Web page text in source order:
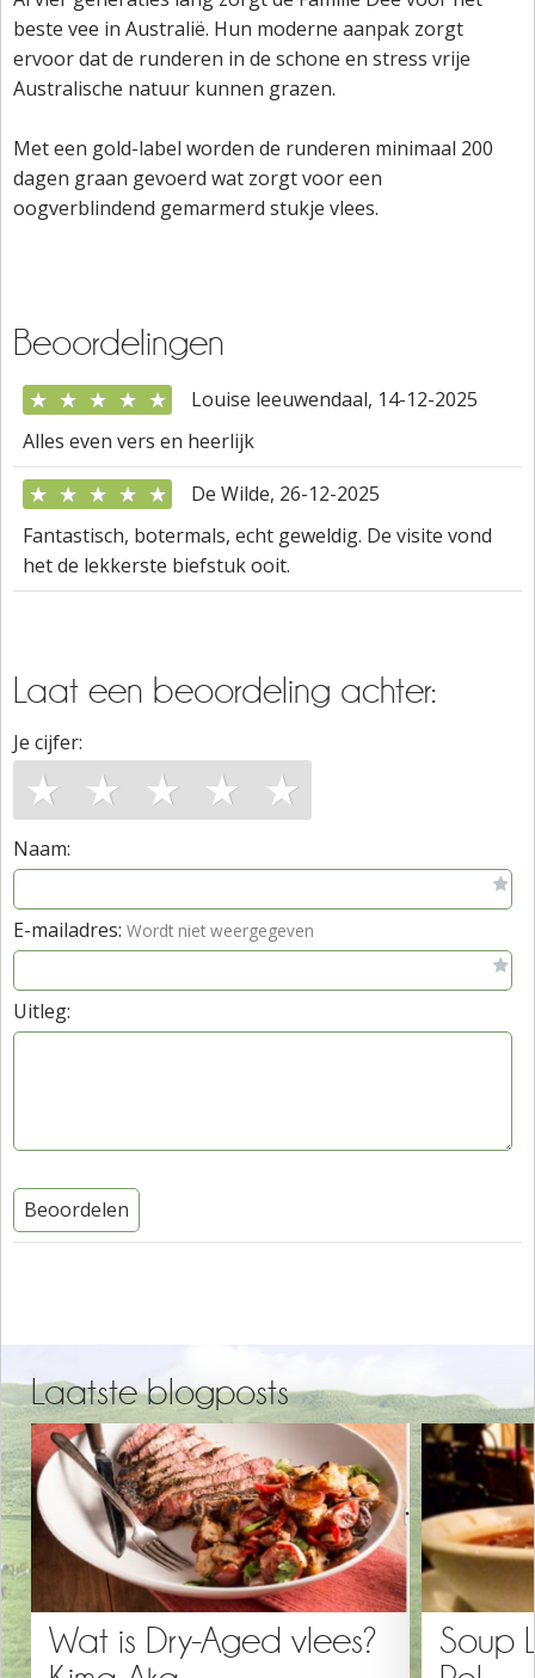
beste vee in Australië. Hun moderne aanpak zorgt
ervoor dat de runderen in de schone en stress vrije
Australische natuur kunnen grazen.
Met een gold-label worden de runderen minimaal 200
dagen graan gevoerd wat zorgt voor een
oogverblindend gemarmerd stukje vlees.
Beoordelingen
★ ★ ★ ★ ★
Louise leeuwendaal, 14-12-2025
Alles even vers en heerlijk
★ ★ ★ ★ ★
De Wilde, 26-12-2025
Fantastisch, botermals, echt geweldig. De visite vond
het de lekkerste biefstuk ooit.
Laat een beoordeling achter:
Je cijfer:
★ ★ ★ ★ ★
Naam:
E-mailadres: Wordt niet weergegeven
Uitleg:
Beoordelen
Laatste blogposts
Wat is Dry-Aged vlees?
Soup